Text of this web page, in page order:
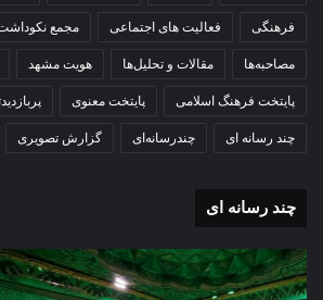
فرهنگی فعالیت های اجتماعی مجمع نکوداشت
مصاحبه‌ها مقالات و تحلیل‌ها هویت مشهد
پایتخت فرهنگ اسلامی پایتخت معنوی
چند رسانه ای چندرسانه‌ای گزارش تصویری
چند رسانه ای
گزارش
تصویری